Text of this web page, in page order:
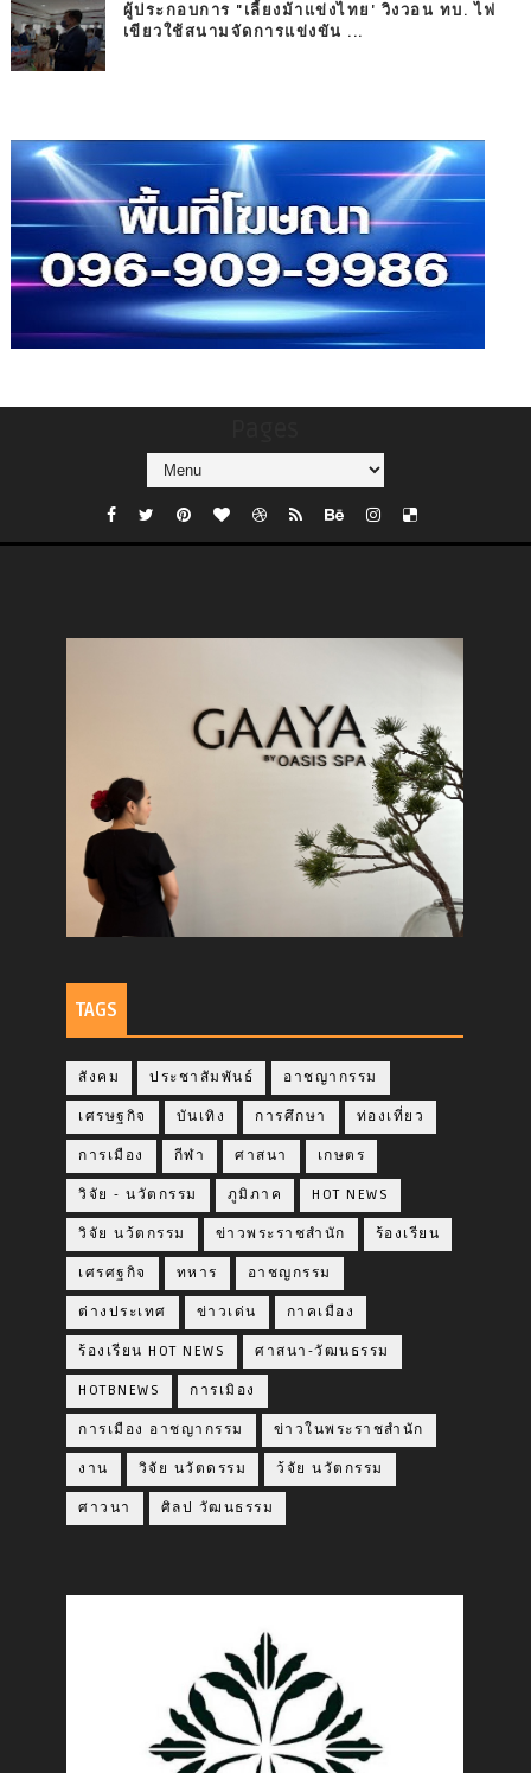
ผู้ประกอบการ "เลี้ยงม้าแข่งไทย' วิงวอน ทบ. ไฟ
เขียวใช้สนามจัดการแข่งขัน ...
TAGS
สังคม ประชาสัมพันธ์ อาชญากรรม
เศรษฐกิจ บันเทิง การศึกษา ท่องเที่ยว
การเมือง กีฬา ศาสนา เกษตร
วิจัย - นวัตกรรม ภูมิภาค HOT NEWS
วิจัย นว้ตกรรม ข่าวพระราชสำนัก ร้องเรียน
เศรศฐกิจ ทหาร อาชญกรรม
ต่างประเทศ ข่าวเด่น กาคเมือง
ร้องเรียน HOT NEWS ศาสนา-วัฒนธรรม
HOTBNEWS การเมิอง
การเมือง อาชญากรรม ข่าวในพระราชสำนัก
งาน วิจัย นวัตดรรม ว้จัย นวัตกรรม
ศาวนา ศิลป วัฒนธรรม